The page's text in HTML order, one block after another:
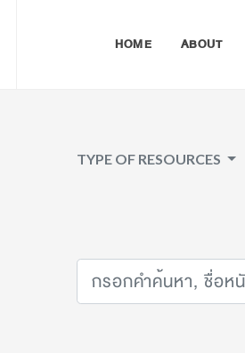
HOME ABOUT
TYPE OF RESOURCES